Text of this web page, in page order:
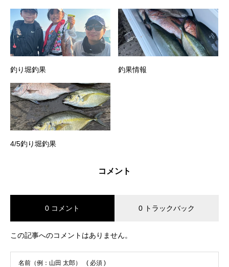
釣り堀釣果 釣果情報
4/5釣り堀釣果
コメント
0 コメント 0 トラックバック
この記事へのコメントはありません。
名前（例：山田 太郎） ( 必須 )